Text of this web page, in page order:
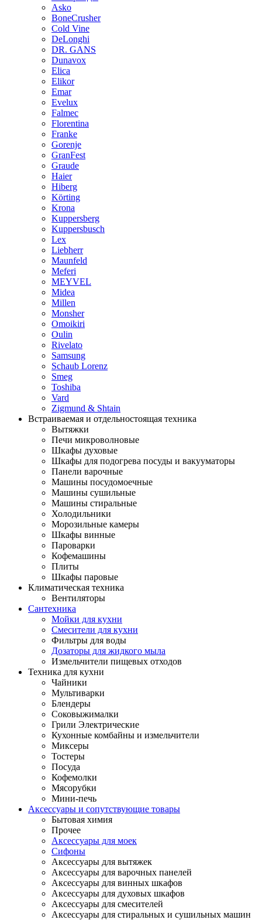
Asko
BoneCrusher
Cold Vine
DeLonghi
DR. GANS
Dunavox
Elica
Elikor
Emar
Evelux
Falmec
Florentina
Franke
Gorenje
GranFest
Graude
Haier
Hiberg
Körting
Krona
Kuppersberg
Kuppersbusch
Lex
Liebherr
Maunfeld
Meferi
MEYVEL
Midea
Millen
Monsher
Omoikiri
Oulin
Rivelato
Samsung
Schaub Lorenz
Smeg
Toshiba
Vard
Zigmund & Shtain
Встраиваемая и отдельностоящая техника
Вытяжки
Печи микроволновые
Шкафы духовые
Шкафы для подогрева посуды и вакууматоры
Панели варочные
Машины посудомоечные
Машины сушильные
Машины стиральные
Холодильники
Морозильные камеры
Шкафы винные
Пароварки
Кофемашины
Плиты
Шкафы паровые
Климатическая техника
Вентиляторы
Сантехника
Мойки для кухни
Смесители для кухни
Фильтры для воды
Дозаторы для жидкого мыла
Измельчители пищевых отходов
Техника для кухни
Чайники
Мультиварки
Блендеры
Соковыжималки
Грили Электрические
Кухонные комбайны и измельчители
Миксеры
Тостеры
Посуда
Кофемолки
Мясорубки
Мини-печь
Аксессуары и сопутствующие товары
Бытовая химия
Прочее
Аксессуары для моек
Сифоны
Аксессуары для вытяжек
Аксессуары для варочных панелей
Аксессуары для винных шкафов
Аксессуары для духовых шкафов
Аксессуары для смесителей
Аксессуары для стиральных и сушильных машин